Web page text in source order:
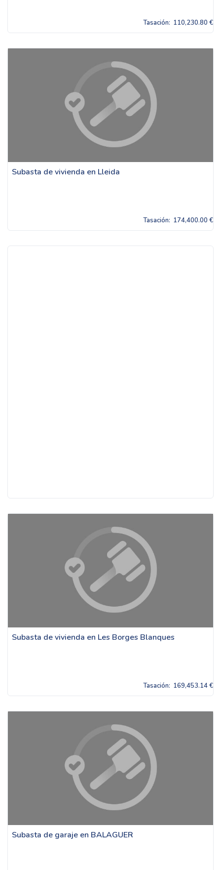
Tasación: 110,230.80 €
Subasta de vivienda en Lleida
Tasación: 174,400.00 €
Subasta de vivienda en Les Borges Blanques
Tasación: 169,453.14 €
Subasta de garaje en BALAGUER